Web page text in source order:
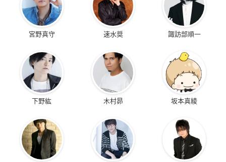
宮野真守 速水奨 諏訪部順一
下野紘 木村昴 坂本真綾